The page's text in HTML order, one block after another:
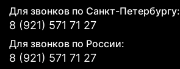
Для звонков по Санкт-Петербургу:
8 (921) 571 71 27
Для звонков по России:
8 (921) 571 71 27